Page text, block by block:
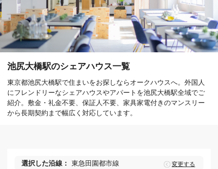
池尻大橋駅のシェアハウス一覧
東京都池尻大橋駅で住まいをお探しならオークハウスへ。外国人
にフレンドリーなシェアハウスやアパートを池尻大橋駅全域でご
紹介。敷金・礼金不要、保証人不要、家具家電付きのマンスリー
から長期契約まで幅広く対応しています。
選択した沿線： 東急田園都市線 変更する